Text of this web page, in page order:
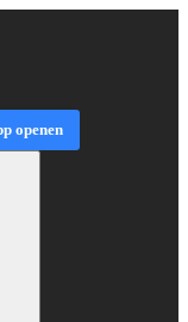
openen